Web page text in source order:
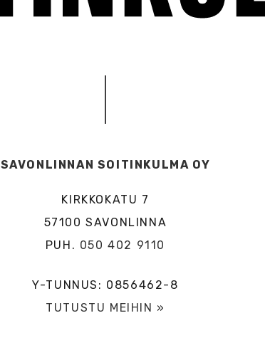
SAVONLINNAN SOITINKULMA OY
KIRKKOKATU 7
57100 SAVONLINNA
PUH. 050 402 9110
Y-TUNNUS: 0856462-8
TUTUSTU MEIHIN »